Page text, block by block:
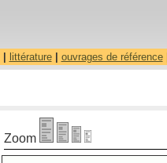
littérature| ouvrages de référence|
Zoom